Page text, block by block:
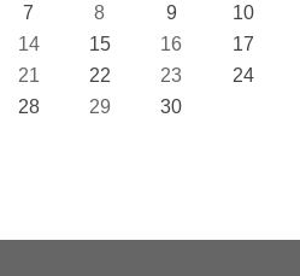
7 8 9
10
14 15 16
17
21 22 23
24
28 29
30